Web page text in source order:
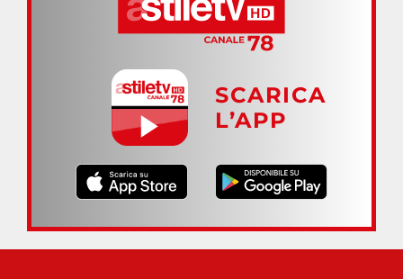
SCARICA
L’APP